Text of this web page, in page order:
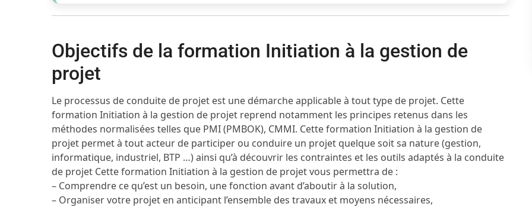
Objectifs de la formation Initiation à la gestion de
projet
Le processus de conduite de projet est une démarche applicable à tout type de projet. Cette
formation Initiation à la gestion de projet reprend notamment les principes retenus dans les
méthodes normalisées telles que PMI (PMBOK), CMMI. Cette formation Initiation à la gestion de
projet permet à tout acteur de participer ou conduire un projet quelque soit sa nature (gestion,
informatique, industriel, BTP …) ainsi qu’à découvrir les contraintes et les outils adaptés à la conduite
de projet Cette formation Initiation à la gestion de projet vous permettra de :
– Comprendre ce qu’est un besoin, une fonction avant d’aboutir à la solution,
– Organiser votre projet en anticipant l’ensemble des travaux et moyens nécessaires,